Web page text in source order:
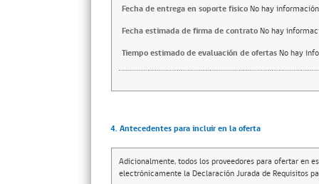
Fecha de entrega en soporte fisicoNo hay información
Fecha estimada de firma de contratoNo hay
Tiempo estimado de evaluación de ofertasNo hay
4. Antecedentes para incluir en la oferta
Adicionalmente, todos los proveedores para ofertar en
electrónicamente la Declaración Jurada de Requisitos